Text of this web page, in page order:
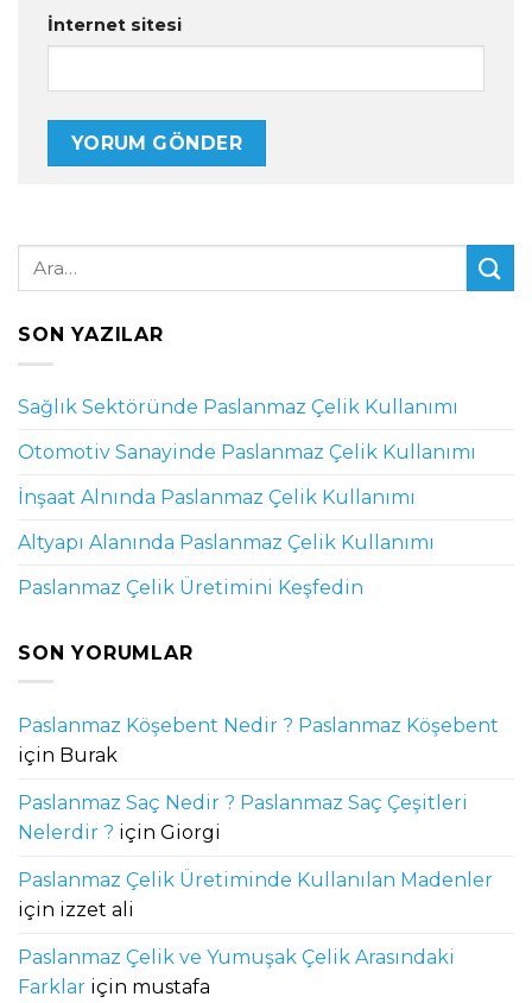
İnternet sitesi
SON YAZILAR
Sağlık Sektöründe Paslanmaz Çelik Kullanımı
Otomotiv Sanayinde Paslanmaz Çelik Kullanımı
İnşaat Alnında Paslanmaz Çelik Kullanımı
Altyapı Alanında Paslanmaz Çelik Kullanımı
Paslanmaz Çelik Üretimini Keşfedin
SON YORUMLAR
Paslanmaz Köşebent Nedir ? Paslanmaz Köşebent
için Burak
Paslanmaz Saç Nedir ? Paslanmaz Saç Çeşitleri
Nelerdir ? için Giorgi
Paslanmaz Çelik Üretiminde Kullanılan Madenler
için izzet ali
Paslanmaz Çelik ve Yumuşak Çelik Arasındaki
Farklar için mustafa